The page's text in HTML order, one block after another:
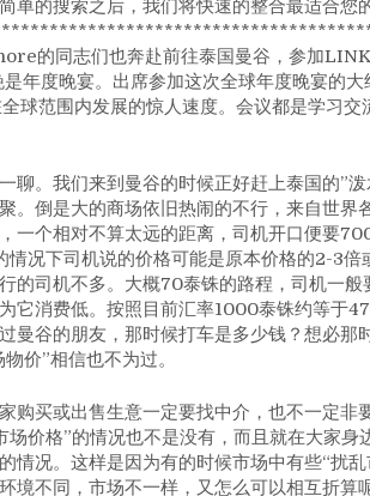
的搜索之后，我们将快速的整合最适合您
的同志们也奔赴前往泰国曼谷，参加
年度晚宴。出席参加这次全球年度晚宴的
范围内发展的惊人速度。会议都是学习交
聊。我们来到曼谷的时候正好赶上泰国的”
。倒是大的商场依旧热闹的不行，来自世界
一个相对不算太远的距离，司机开口便要
况下司机说的价格可能是原本价格的2-3倍
的司机不多。大概70泰铢的路程，司机一
它消费低。按照目前汇率1000泰铢约等于
曼谷的朋友，那时候打车是多少钱？想必那
价”相信也不为过。
购买或出售生意一定要找中介，也不一定非
价格”的情况也不是没有，而且就在大家身
况。这样是因为有的时候市场中有些“扰乱
境不同，市场不一样，又怎么可以相互折算